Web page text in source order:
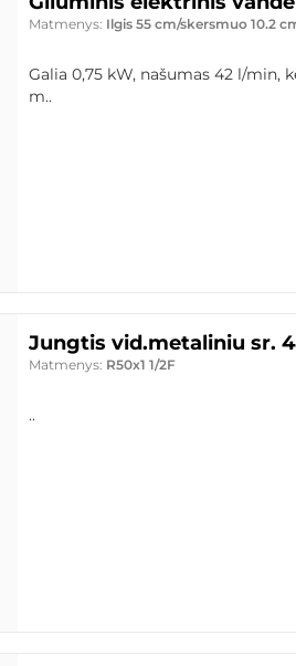
Matmenys: Ilgis 55 cm/skersmuo 10.2
Galia 0,75 kW, našumas 42 l/min,
m..
Jungtis vid.metaliniu sr.
Matmenys: R50x1 1/2F
..